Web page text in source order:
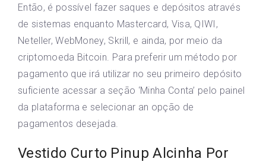
Então, é possível fazer saques e depósitos através
de sistemas enquanto Mastercard, Visa, QIWI,
Neteller, WebMoney, Skrill, e ainda, por meio da
criptomoeda Bitcoin. Para preferir um método por
pagamento que irá utilizar no seu primeiro depósito
suficiente acessar a seção ‘Minha Conta’ pelo painel
da plataforma e selecionar an opção de
pagamentos desejada.
Vestido Curto Pinup Alcinha Por